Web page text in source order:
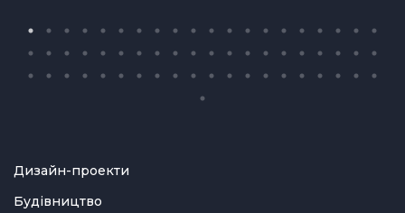
Дизайн-проекти
Будівництво